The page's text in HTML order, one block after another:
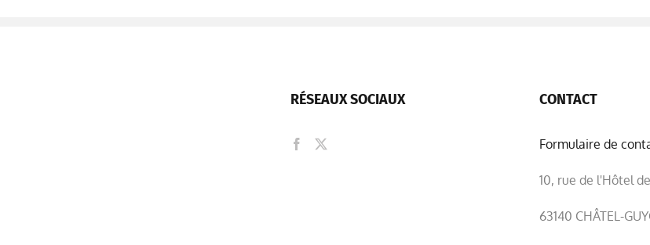
RÉSEAUX SOCIAUX CONTACT
Formulaire de
10, rue de l'Hôtel
63140 CHÂTEL-